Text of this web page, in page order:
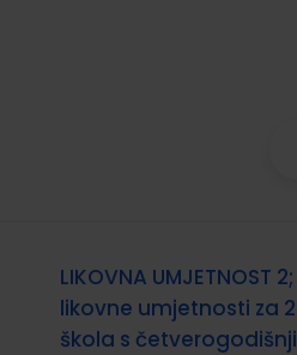
LIKOVNA UMJETNOST
likovne umjetnosti za
škola s